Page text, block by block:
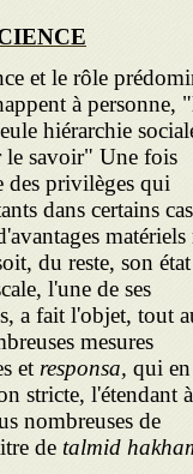
et le rôle
à personne,
hiérarchie
le savoir" Une fois
des privilèges qui
dans certains
matériels
du reste, son
l'une de ses
a fait l'objet, tout
mesures
et responsa, qui en
stricte, l'étendant
nombreuses de
de talmid